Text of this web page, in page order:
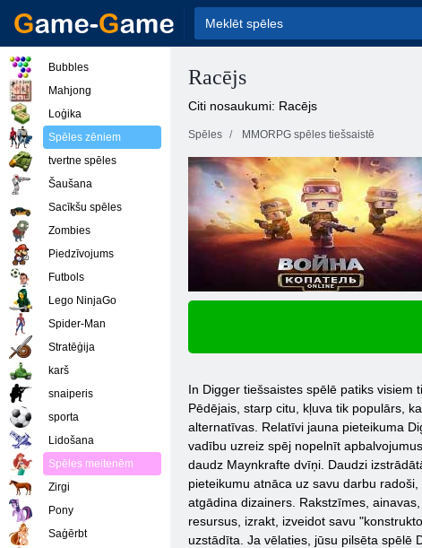
Racējs
Citi nosaukumi: Racējs
Spēles MMORPG spēles tiešsaistē
In Digger tiešsaistes spēlē patiks visiem
Pēdējais, starp citu, kļuva tik populārs,
alternatīvas. Relatīvi jauna pieteikuma
vadību uzreiz spēj nopelnīt
daudz Maynkrafte dvīņi. Daudzi
pieteikumu atnāca uz savu darbu
atgādina dizainers. Rakstzīmes,
resursus, izrakt, izveidot savu
uzstādīta. Ja vēlaties, jūsu pilsēta spēlē
Bubbles
Mahjong
Loģika
Spēles zēniem
tvertne spēles
Šaušana
Sacīkšu spēles
Zombies
Piedzīvojums
Futbols
Lego NinjaGo
Spider-Man
Stratēģija
karš
snaiperis
sporta
Lidošana
Spēles meitenēm
Zirgi
Pony
Saģērbt